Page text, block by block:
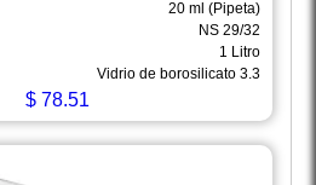
20 ml (Pipeta)
NS 29/32
1 Litro
Vidrio de borosilicato 3.3
$78.51